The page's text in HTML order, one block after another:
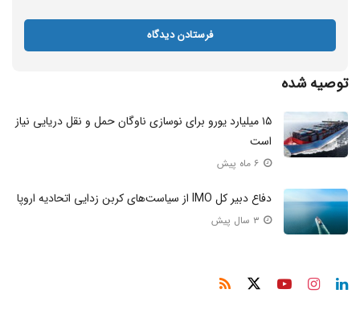
توصیه شده
۱۵ میلیارد یورو برای نوسازی ناوگان حمل و نقل دریایی نیاز
است
دفاع دبیر کل IMO از سیاست‌های کربن زدایی اتحادیه اروپا